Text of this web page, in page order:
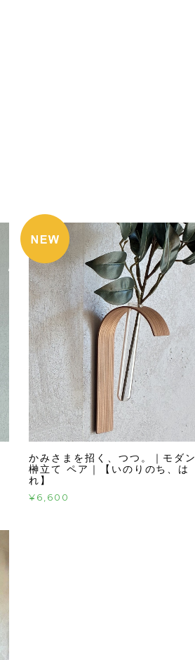
かみさまを招く、つつ。｜モダン
榊立て ペア｜【いのりのち、は
れ】
¥6,600